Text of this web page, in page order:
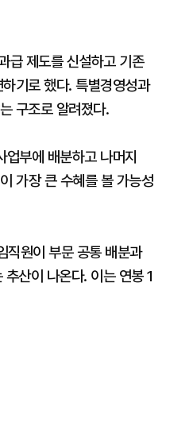
급 제도를 신설하고 기존
기로 했다. 특별경영성과
구조로 알려졌다.
부에 배분하고 나머지
가장 큰 수혜를 볼 가능성
직원이 부문 공통 배분과
산이 나온다. 이는 연봉 1